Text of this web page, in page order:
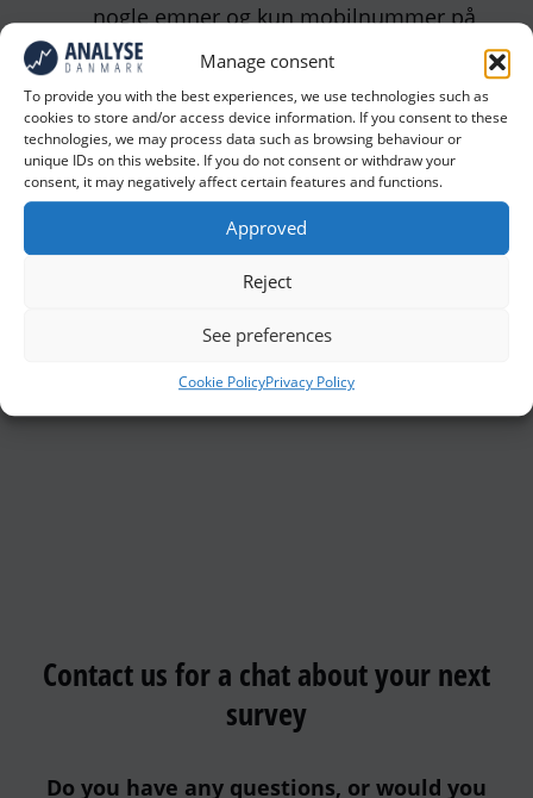
Manage consent
To provide you with the best experiences, we use technologies such as
cookies to store and/or access device information. If you consent to these
technologies, we may process data such as browsing behaviour or
unique IDs on this website. If you do not consent or withdraw your
consent, it may negatively affect certain features and functions.
Approved
Reject
See preferences
Cookie PolicyPrivacy Policy
nogle emner og kun mobilnummer på
andre.
Det kan også være en fordel at udsende
en undersøgelse via mail og herefter
påminde pr. SMS for at øge
responsraten
SMS-undersøgelser kan enten
gennemføres via panel, eller baseres på
et kunde- eller medlemsudtræk, som
Contact us for a chat about your next
survey
Do you have any questions, or would you